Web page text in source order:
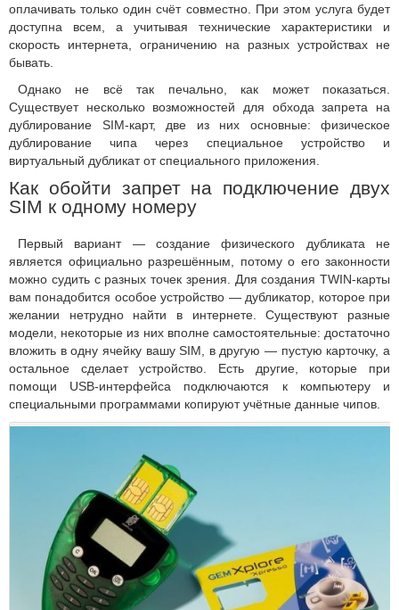
оплачивать только один счёт совместно. При этом услуга будет
доступна всем, а учитывая технические характеристики и
скорость интернета, ограничению на разных устройствах не
бывать.
Однако не всё так печально, как может показаться.
Существует несколько возможностей для обхода запрета на
дублирование SIM-карт, две из них основные: физическое
дублирование чипа через специальное устройство и
виртуальный дубликат от специального приложения.
Как обойти запрет на подключение двух
SIM к одному номеру
Первый вариант — создание физического дубликата не
является официально разрешённым, потому о его законности
можно судить с разных точек зрения. Для создания TWIN-карты
вам понадобится особое устройство — дубликатор, которое при
желании нетрудно найти в интернете. Существуют разные
модели, некоторые из них вполне самостоятельные: достаточно
вложить в одну ячейку вашу SIM, в другую — пустую карточку, а
остальное сделает устройство. Есть другие, которые при
помощи USB-интерфейса подключаются к компьютеру и
специальными программами копируют учётные данные чипов.